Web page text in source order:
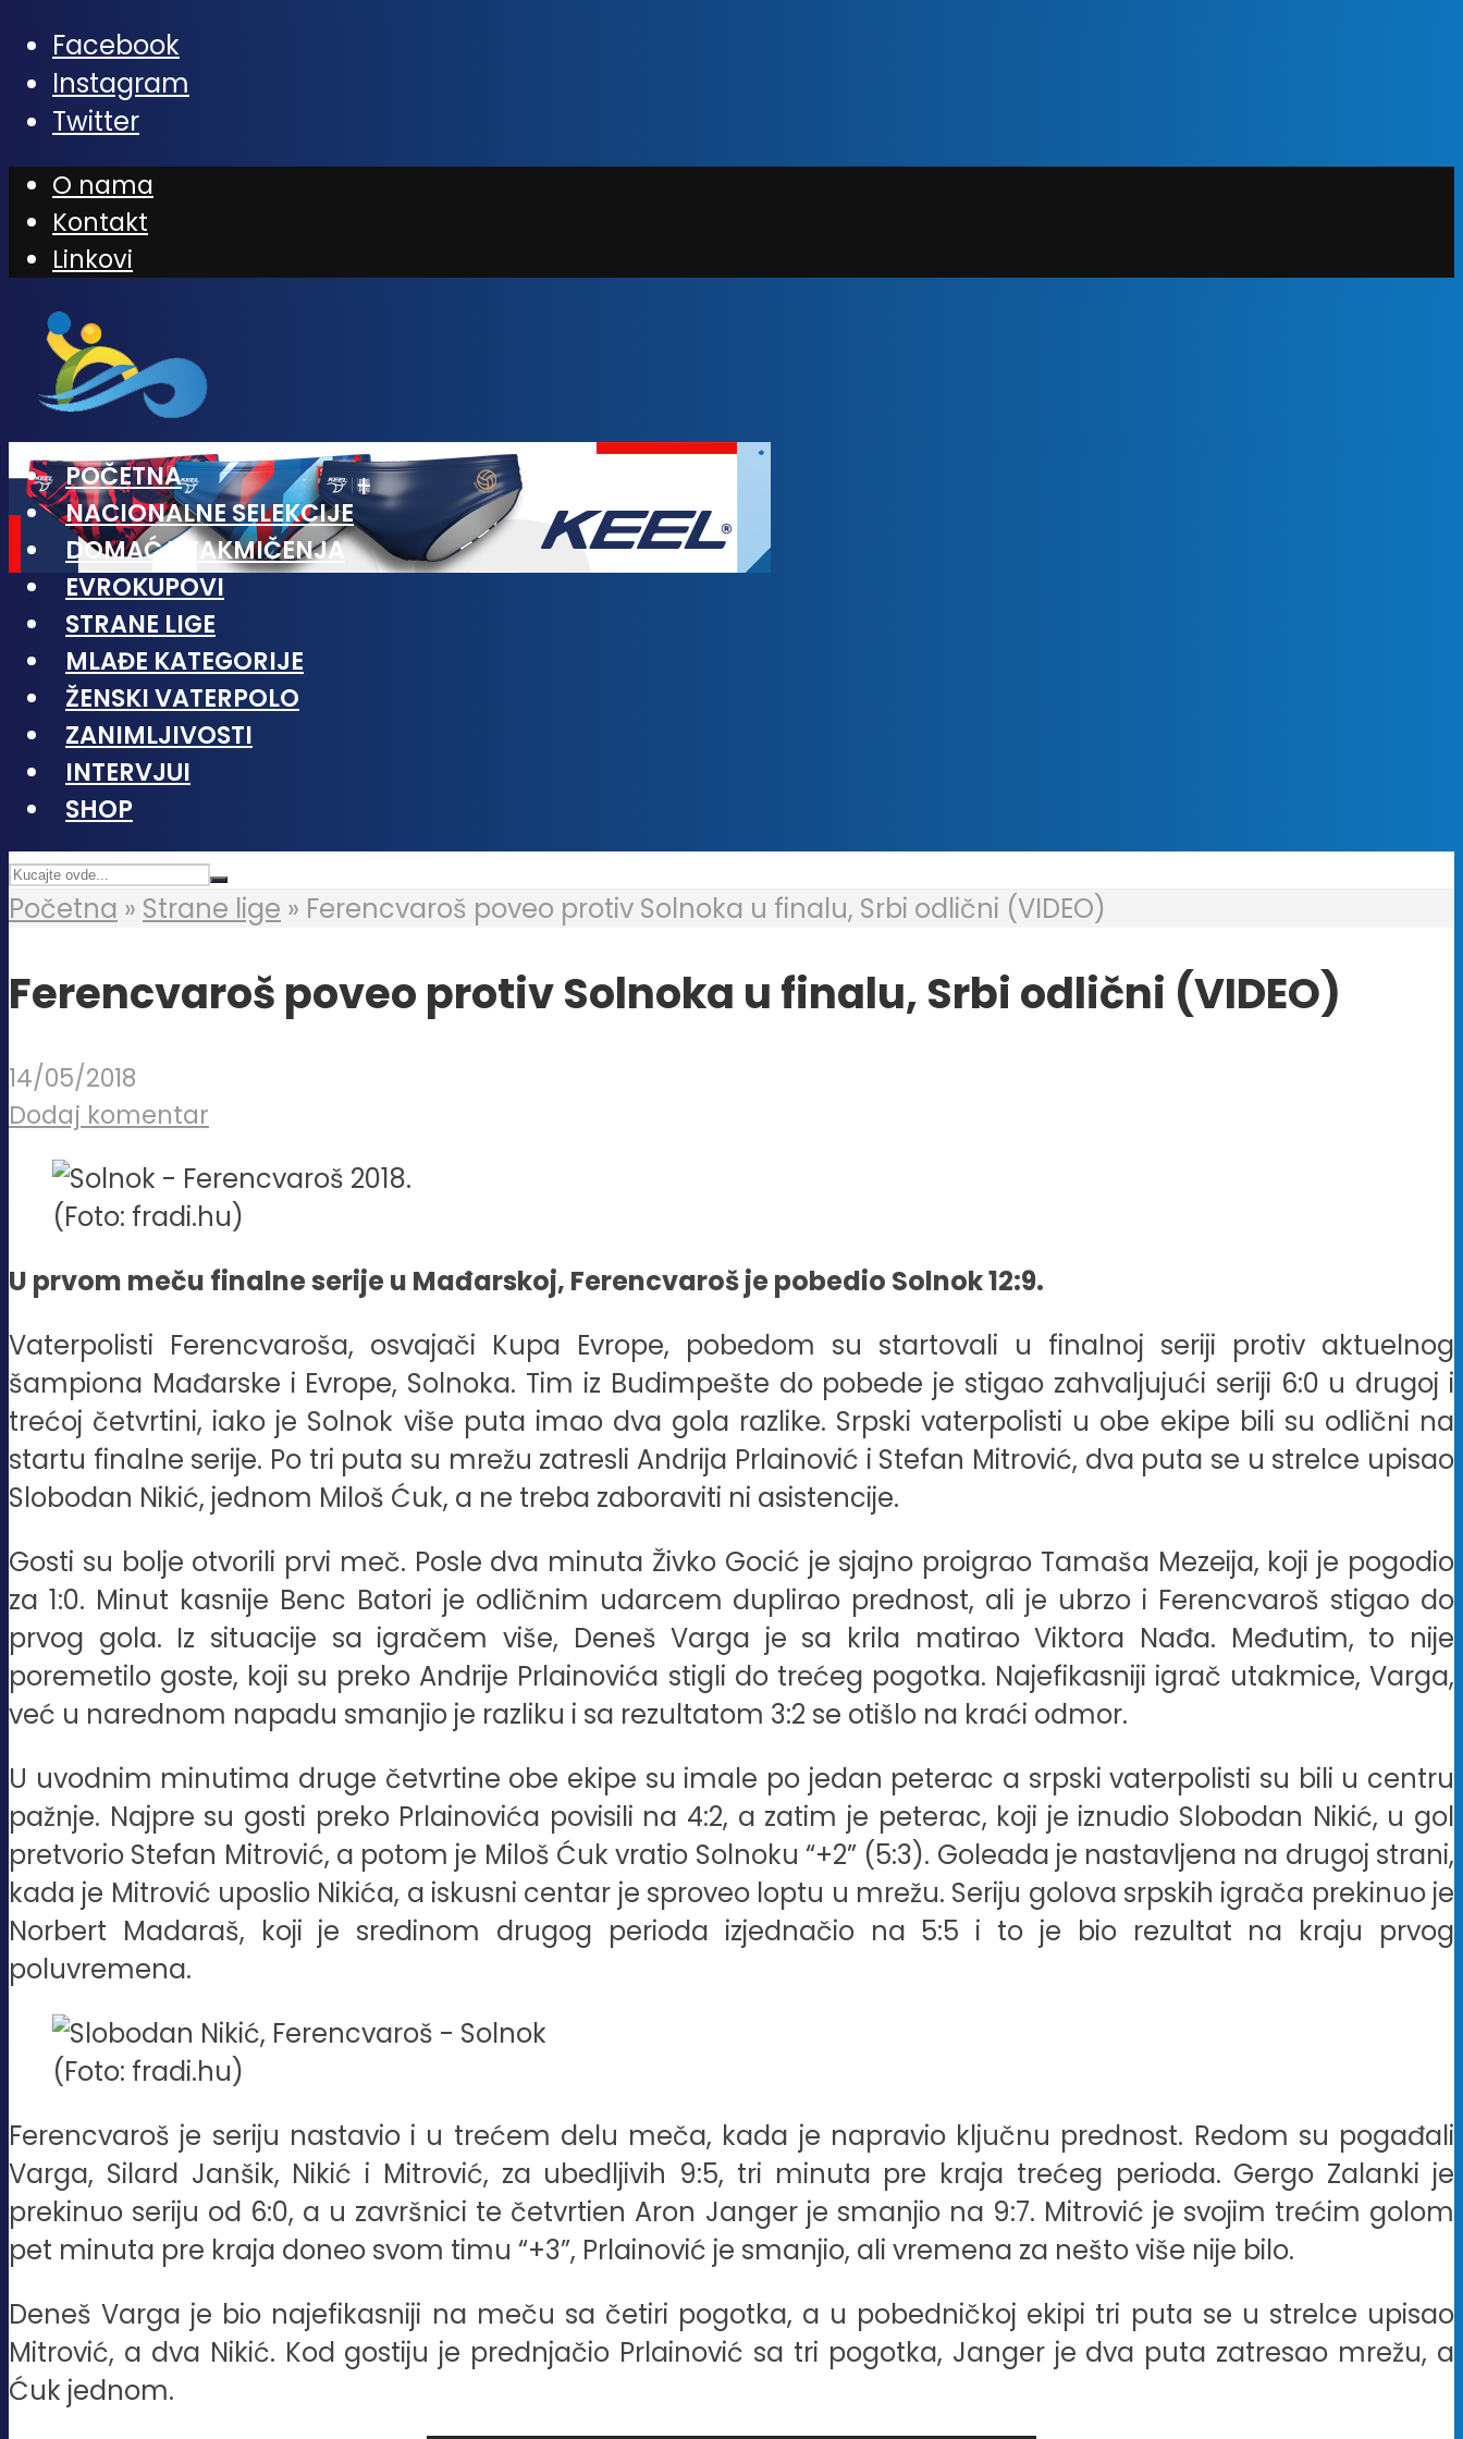
Facebook
Instagram
Twitter
O nama
Kontakt
Linkovi
POČETNA
NACIONALNE SELEKCIJE
DOMAĆA TAKMIČENJA
EVROKUPOVI
STRANE LIGE
MLAĐE KATEGORIJE
ŽENSKI VATERPOLO
ZANIMLJIVOSTI
INTERVJUI
SHOP
Početna » Strane lige » Ferencvaroš poveo protiv Solnoka u finalu, Srbi odlični (VIDEO)
Ferencvaroš poveo protiv Solnoka u finalu, Srbi odlični (VIDEO)
14/05/2018
Dodaj komentar
(Foto: fradi.hu)
U prvom meču finalne serije u Mađarskoj, Ferencvaroš je pobedio Solnok 12:9.
Vaterpolisti Ferencvaroša, osvajači Kupa Evrope, pobedom su startovali u finalnoj seriji protiv aktuelnog
šampiona Mađarske i Evrope, Solnoka. Tim iz Budimpešte do pobede je stigao zahvaljujući seriji 6:0 u drugoj i
trećoj četvrtini, iako je Solnok više puta imao dva gola razlike. Srpski vaterpolisti u obe ekipe bili su odlični na
startu finalne serije. Po tri puta su mrežu zatresli Andrija Prlainović i Stefan Mitrović, dva puta se u strelce upisao
Slobodan Nikić, jednom Miloš Ćuk, a ne treba zaboraviti ni asistencije.
Gosti su bolje otvorili prvi meč. Posle dva minuta Živko Gocić je sjajno proigrao Tamaša Mezeija, koji je pogodio
za 1:0. Minut kasnije Benc Batori je odličnim udarcem duplirao prednost, ali je ubrzo i Ferencvaroš stigao do
prvog gola. Iz situacije sa igračem više, Deneš Varga je sa krila matirao Viktora Nađa. Međutim, to nije
poremetilo goste, koji su preko Andrije Prlainovića stigli do trećeg pogotka. Najefikasniji igrač utakmice, Varga,
već u narednom napadu smanjio je razliku i sa rezultatom 3:2 se otišlo na kraći odmor.
U uvodnim minutima druge četvrtine obe ekipe su imale po jedan peterac a srpski vaterpolisti su bili u centru
pažnje. Najpre su gosti preko Prlainovića povisili na 4:2, a zatim je peterac, koji je iznudio Slobodan Nikić, u gol
pretvorio Stefan Mitrović, a potom je Miloš Ćuk vratio Solnoku “+2” (5:3). Goleada je nastavljena na drugoj strani,
kada je Mitrović uposlio Nikića, a iskusni centar je sproveo loptu u mrežu. Seriju golova srpskih igrača prekinuo je
Norbert Madaraš, koji je sredinom drugog perioda izjednačio na 5:5 i to je bio rezultat na kraju prvog
poluvremena.
(Foto: fradi.hu)
Ferencvaroš je seriju nastavio i u trećem delu meča, kada je napravio ključnu prednost. Redom su pogađali
Varga, Silard Janšik, Nikić i Mitrović, za ubedljivih 9:5, tri minuta pre kraja trećeg perioda. Gergo Zalanki je
prekinuo seriju od 6:0, a u završnici te četvrtien Aron Janger je smanjio na 9:7. Mitrović je svojim trećim golom
pet minuta pre kraja doneo svom timu “+3”, Prlainović je smanjio, ali vremena za nešto više nije bilo.
Deneš Varga je bio najefikasniji na meču sa četiri pogotka, a u pobedničkoj ekipi tri puta se u strelce upisao
Mitrović, a dva Nikić. Kod gostiju je prednjačio Prlainović sa tri pogotka, Janger je dva puta zatresao mrežu, a
Ćuk jednom.